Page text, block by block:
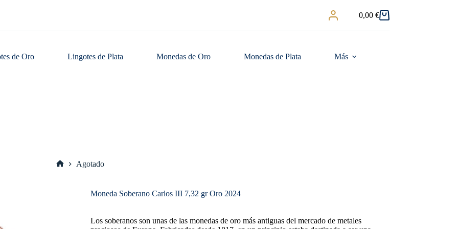
Carro
0,00 €
de Oro Lingotes de Plata Monedas de Oro Monedas de Plata Más
Agotado
Moneda Soberano Carlos III 7,32 gr Oro 2024
Los soberanos son unas de las monedas de oro más antiguas del mercado de metales